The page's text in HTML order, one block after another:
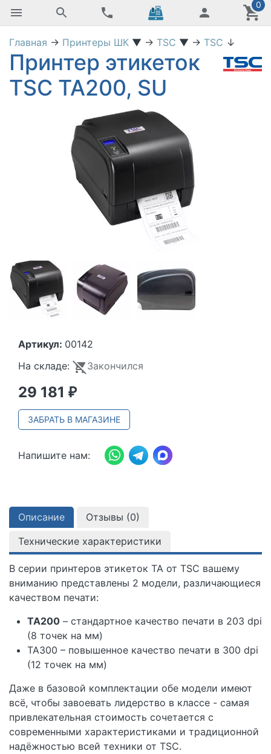
0
Главная → Принтеры ШК ▼ → TSC ▼ → TSC ↓
Принтер этикеток
TSC TA200, SU
Артикул: 00142
На складе:
Закончился
29 181 ₽
ЗАБРАТЬ В МАГАЗИНЕ
Напишите нам:
Описание Отзывы (0)
Технические характеристики
В серии принтеров этикеток TA от TSC вашему
вниманию представлены 2 модели, различающиеся
качеством печати:
TA200 – стандартное качество печати в 203 dpi
(8 точек на мм)
TA300 – повышенное качество печати в 300 dpi
(12 точек на мм)
Даже в базовой комплектации обе модели имеют
всё, чтобы завоевать лидерство в классе - самая
привлекательная стоимость сочетается с
современными характеристиками и традиционной
надёжностью всей техники от TSC.